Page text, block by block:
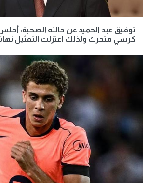
توفيق عبد الحميد عن حالته الصحية:
كرسي متحرك ولذلك اعتزلت التمثيل